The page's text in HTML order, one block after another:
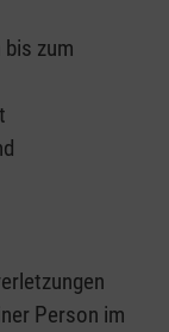
zum
Person im